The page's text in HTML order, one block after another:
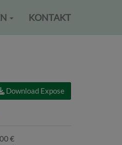
KONTAKT
Download Expose
€